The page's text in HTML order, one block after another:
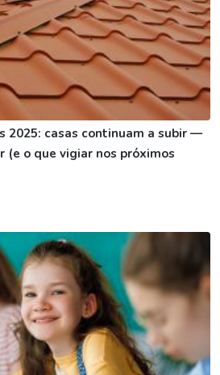
2025: casas continuam a subir —
(e o que vigiar nos próximos